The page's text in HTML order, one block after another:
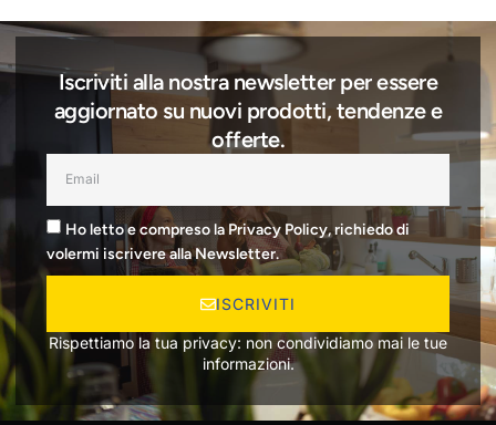
Iscriviti alla nostra newsletter per essere
aggiornato su nuovi prodotti, tendenze e
offerte.
Ho letto e compreso la Privacy Policy, richiedo di
volermi iscrivere alla Newsletter.
ISCRIVITI
Rispettiamo la tua privacy: non condividiamo mai le tue
informazioni.